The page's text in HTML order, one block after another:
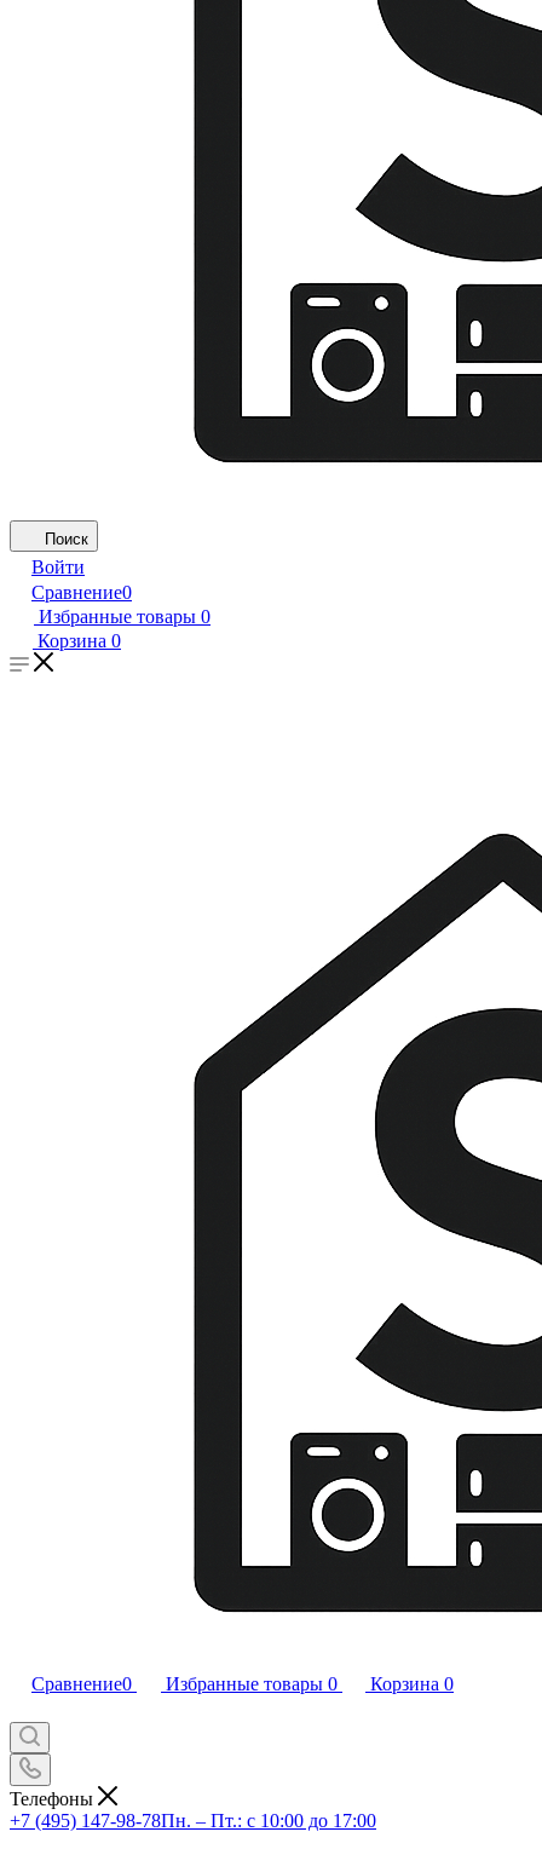
Поиск
Войти
Сравнение0
Избранные товары 0
Корзина 0
Сравнение0 Избранные товары 0 Корзина 0
Телефоны
+7 (495) 147-98-78Пн. – Пт.: с 10:00 до 17:00